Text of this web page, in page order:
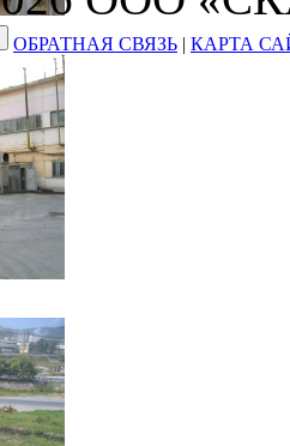
ОБРАТНАЯ СВЯЗЬ | КАРТА